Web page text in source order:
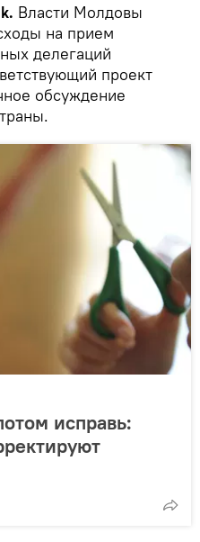
Власти Молдовы
на прием
делегаций
проект
обсуждение
исправь: